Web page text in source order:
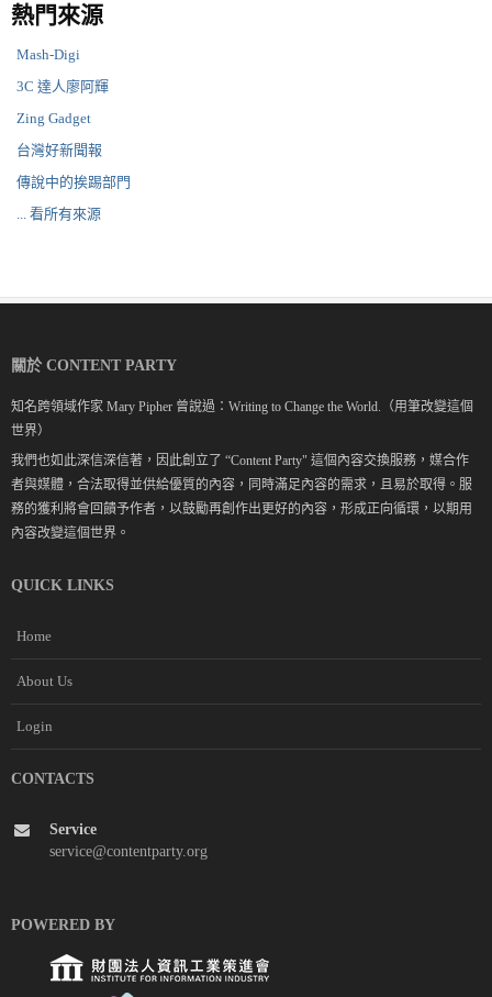
熱門來源
Mash-Digi
3C 達人廖阿輝
Zing Gadget
台灣好新聞報
傳說中的挨踢部門
... 看所有來源
關於 CONTENT PARTY
知名跨領域作家 Mary Pipher 曾說過：Writing to Change the World.（用筆改變這個
世界）
我們也如此深信深信著，因此創立了 “Content Party" 這個內容交換服務，媒合作
者與媒體，合法取得並供給優質的內容，同時滿足內容的需求，且易於取得。服
務的獲利將會回饋予作者，以鼓勵再創作出更好的內容，形成正向循環，以期用
內容改變這個世界。
QUICK LINKS
Home
About Us
Login
CONTACTS
Service
service@contentparty.org
POWERED BY